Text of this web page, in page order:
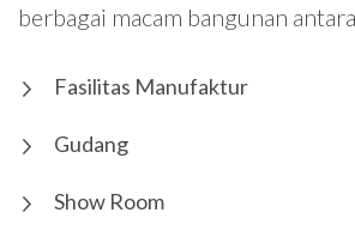
berbagai macam bangunan
Fasilitas Manufaktur
Gudang
Show Room